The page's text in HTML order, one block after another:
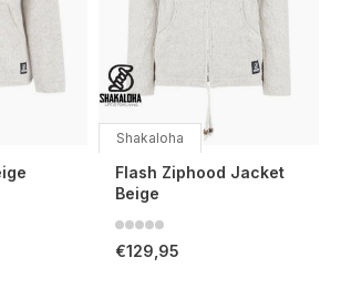
Shakaloha
Flash Ziphood Jacket
Beige
€129,95